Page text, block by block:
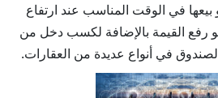
بيعها في الوقت المناسب عند ارتفاع
القيمة بالإضافة لكسب دخل من
في أنواع عديدة من العقارات.